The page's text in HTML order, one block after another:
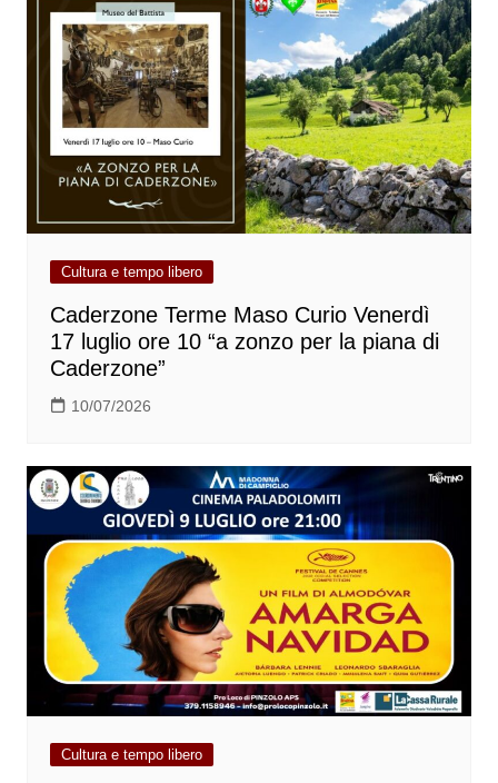
Cultura e tempo libero
Caderzone Terme Maso Curio Venerdì
17 luglio ore 10 “a zonzo per la piana di
Caderzone”
10/07/2026
Cultura e tempo libero